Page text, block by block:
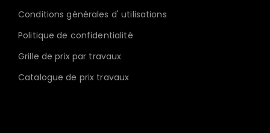
Conditions générales d' utilisations
Politique de confidentialité
Grille de prix par travaux
Catalogue de prix travaux